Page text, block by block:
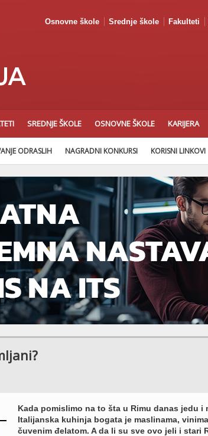
Osnovne škole Srednje škole Fakulteti
SREDNJE ŠKOLE OSNOVNE ŠKOLE KARIJERA
ODRASLIH NAGRADNI KONKURSI KORISNI LINKOVI
Kada pomislimo na to šta u Rimu danas jedu
Italijanska kuhinja bogata je maslinama,
čuvenim đelatom. A da li su sve ovo jeli i stari